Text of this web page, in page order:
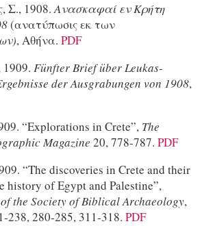
Σ., 1908.Ανασκαφαί εν Κρήτη
(ανατύπωσις εκ των
, Αθήνα. PDF
Fünfter Brief über Leukas-
der Ausgrabungen von 1908,
“Explorations in Crete”, The
Magazine 20, 778-787. PDF
“The discoveries in Crete and their
history of Egypt and Palestine”,
the Society of Biblical Archaeology,
238, 280-285, 311-318. PDF